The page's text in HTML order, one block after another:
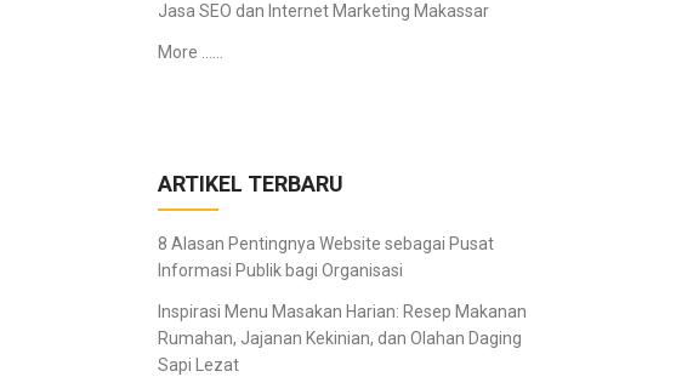
Jasa SEO dan Internet Marketing Makassar
More ……
ARTIKEL TERBARU
8 Alasan Pentingnya Website sebagai Pusat
Informasi Publik bagi Organisasi
Inspirasi Menu Masakan Harian: Resep Makanan
Rumahan, Jajanan Kekinian, dan Olahan Daging
Sapi Lezat